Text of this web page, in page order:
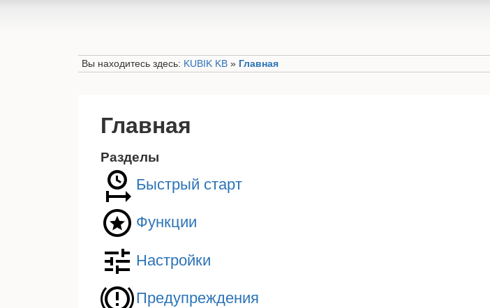
Вы находитесь здесь: KUBIK KB» Главная
Главная
Разделы
Быстрый старт
Функции
Настройки
Предупреждения